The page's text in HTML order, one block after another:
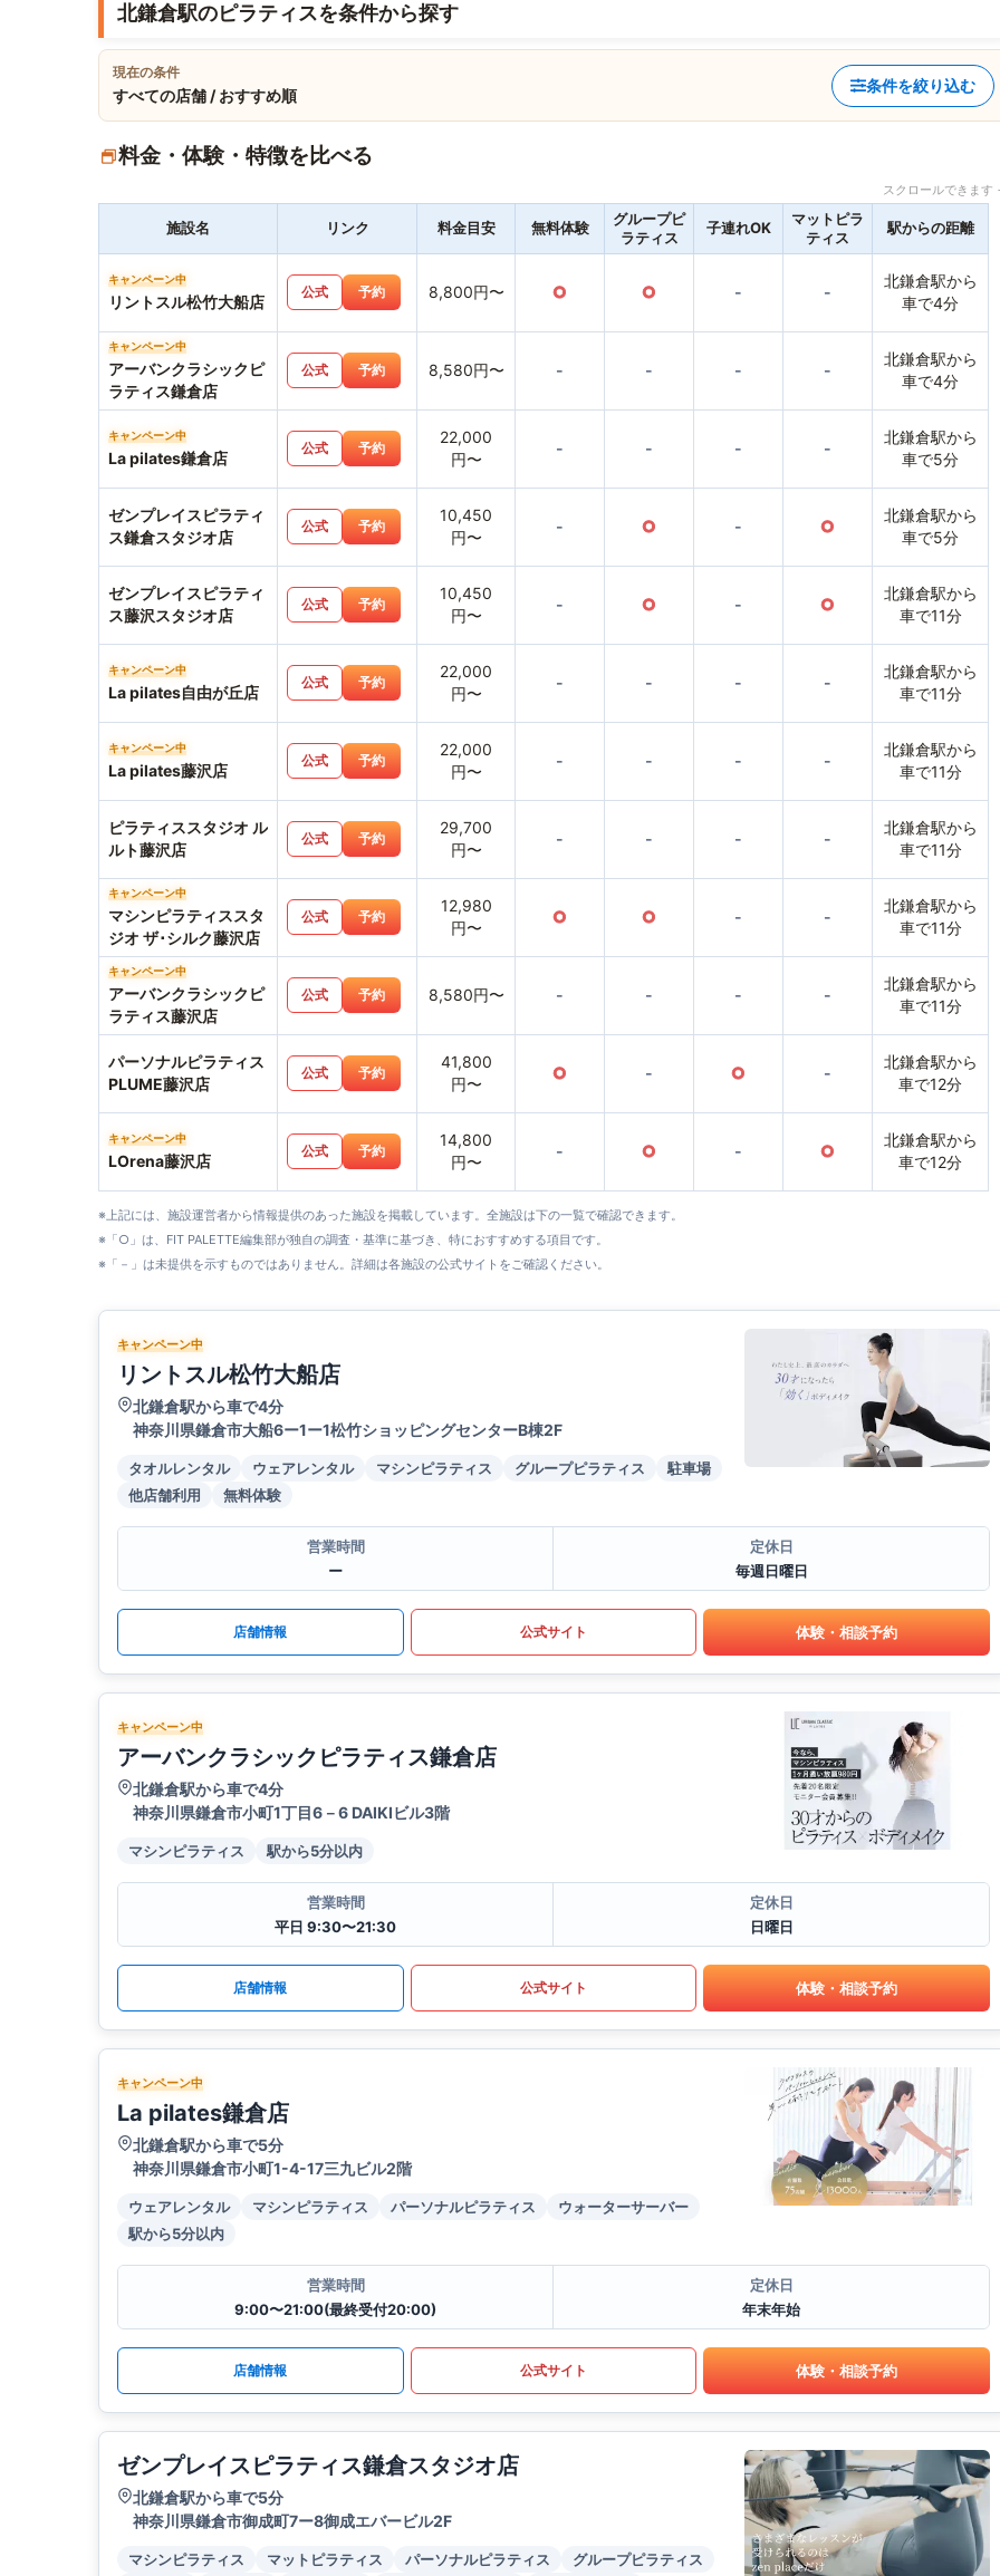
北鎌倉駅のピラティスを条件から探す
現在の条件
すべての店舗 / おすすめ順
条件を絞り込む
料金・体験・特徴を比べる
スクロールできま
施設名 リンク 料金目安 無料体験
グループピ
ラティス
子連れOK
マットピラ
ティス
駅からの距離
キャンペーン中
リントスル松竹大船店
公式 予約 8,800円〜 ○ ○ - -
北鎌倉駅から
車で4分
キャンペーン中
アーバンクラシックピ
ラティス鎌倉店
公式 予約 8,580円〜 - - - -
北鎌倉駅から
車で4分
キャンペーン中
La pilates鎌倉店
公式 予約
22,000
円〜
- - - -
北鎌倉駅から
車で5分
ゼンプレイスピラティ
ス鎌倉スタジオ店
公式 予約
10,450
円〜
- ○ - ○
北鎌倉駅から
車で5分
ゼンプレイスピラティ
ス藤沢スタジオ店
公式 予約
10,450
円〜
- ○ - ○
北鎌倉駅から
車で11分
キャンペーン中
La pilates自由が丘店
公式 予約
22,000
円〜
- - - -
北鎌倉駅から
車で11分
キャンペーン中
La pilates藤沢店
公式 予約
22,000
円〜
- - - -
北鎌倉駅から
車で11分
ピラティススタジオ ル
ルト藤沢店
公式 予約
29,700
円〜
- - - -
北鎌倉駅から
車で11分
キャンペーン中
マシンピラティススタ
ジオ ザ･シルク藤沢店
公式 予約
12,980
円〜
○ ○ - -
北鎌倉駅から
車で11分
キャンペーン中
アーバンクラシックピ
ラティス藤沢店
公式 予約 8,580円〜 - - - -
北鎌倉駅から
車で11分
パーソナルピラティス
PLUME藤沢店
公式 予約
41,800
円〜
○ - ○ -
北鎌倉駅から
車で12分
キャンペーン中
LOrena藤沢店
公式 予約
14,800
円〜
- ○ - ○
北鎌倉駅から
車で12分
※上記には、施設運営者から情報提供のあった施設を掲載しています。全施設は下の一覧で確認できます。
※「○」は、FIT PALETTE編集部が独自の調査・基準に基づき、特におすすめする項目です。
※「－」は未提供を示すものではありません。詳細は各施設の公式サイトをご確認ください。
キャンペーン中
リントスル松竹大船店
北鎌倉駅から車で4分
神奈川県鎌倉市大船6ー1ー1松竹ショッピングセンターB棟2F
タオルレンタル ウェアレンタル マシンピラティス グループピラティス
駐車場
他店舗利用
無料体験
営業時間
ー
定休日
毎週日曜日
店舗情報 公式サイト 体験・相談予約
キャンペーン中
アーバンクラシックピラティス鎌倉店
北鎌倉駅から車で4分
神奈川県鎌倉市小町1丁目6－6 DAIKIビル3階
マシンピラティス 駅から5分以内
営業時間
平日 9:30〜21:30
定休日
日曜日
店舗情報 公式サイト 体験・相談予約
キャンペーン中
La pilates鎌倉店
北鎌倉駅から車で5分
神奈川県鎌倉市小町1-4-17三九ビル2階
ウェアレンタル マシンピラティス パーソナルピラティス
ウォーターサーバー
駅から5分以内
営業時間
9:00〜21:00(最終受付20:00)
定休日
年末年始
店舗情報 公式サイト 体験・相談予約
ゼンプレイスピラティス鎌倉スタジオ店
北鎌倉駅から車で5分
神奈川県鎌倉市御成町7ー8御成エバービル2F
マシンピラティス マットピラティス パーソナルピラティス グループピラティス